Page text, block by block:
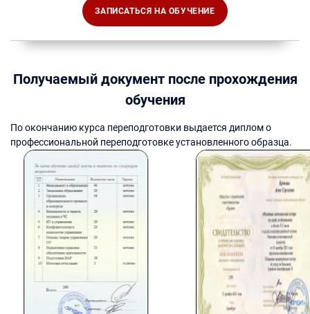
ЗАПИСАТЬСЯ НА ОБУЧЕНИЕ
Получаемый документ после прохождения
обучения
По окончанию курса переподготовки выдается диплом о
профессиональной переподготовке установленного образца.